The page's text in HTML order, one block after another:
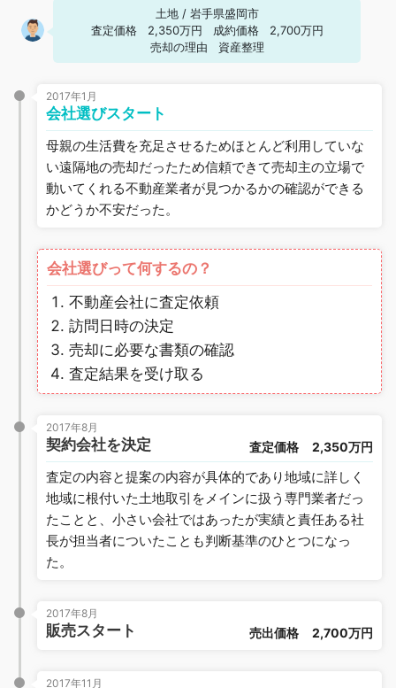
土地 / 岩手県盛岡市
査定価格
2,350万円 成約価格
2,700万円
売却の理由
資産整理
2017年1月
会社選びスタート
母親の生活費を充足させるためほとんど利用していな
い遠隔地の売却だったため信頼できて売却主の立場で
動いてくれる不動産業者が見つかるかの確認ができる
かどうか不安だった。
会社選びって何するの？
不動産会社に査定依頼
訪問日時の決定
売却に必要な書類の確認
査定結果を受け取る
2017年8月
契約会社を決定 査定価格 2,350万円
査定の内容と提案の内容が具体的であり地域に詳しく
地域に根付いた土地取引をメインに扱う専門業者だっ
たことと、小さい会社ではあったが実績と責任ある社
長が担当者についたことも判断基準のひとつになっ
た。
2017年8月
販売スタート 売出価格 2,700万円
2017年11月